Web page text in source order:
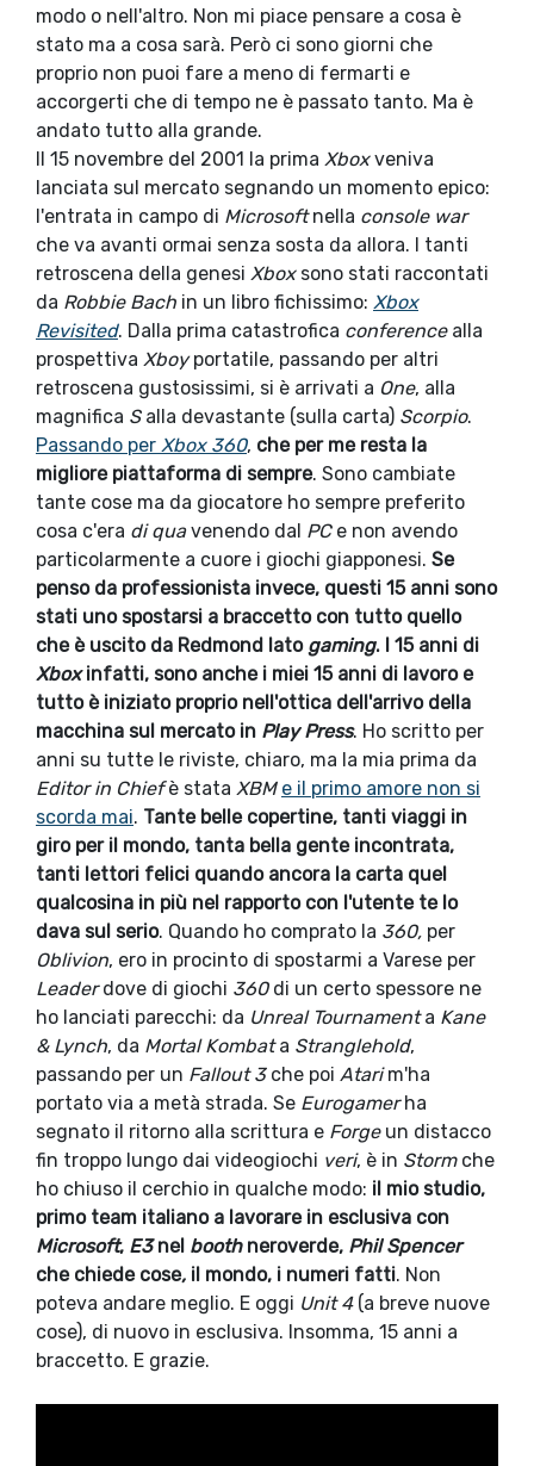
modo o nell'altro. Non mi piace pensare a cosa è
stato ma a cosa sarà. Però ci sono giorni che
proprio non puoi fare a meno di fermarti e
accorgerti che di tempo ne è passato tanto. Ma è
andato tutto alla grande.
Il 15 novembre del 2001 la prima Xboxveniva
lanciata sul mercato segnando un momento epico:
l'entrata in campo di Microsoftnella console war
che va avanti ormai senza sosta da allora. I tanti
retroscena della genesi Xboxsono stati raccontati
da Robbie Bach in un libro fichissimo: Xbox
Revisited. Dalla prima catastrofica conference alla
prospettiva Xboyportatile, passando per altri
retroscena gustosissimi, si è arrivati a One, alla
magnifica S alla devastante (sulla carta) Scorpio.
Passando per Xbox 360, che per me resta la
migliore piattaforma di sempre. Sono cambiate
tante cose ma da giocatore ho sempre preferito
cosa c'era di quavenendo dal PCe non avendo
particolarmente a cuore i giochi giapponesi. Se
penso da professionista invece, questi 15 anni sono
stati uno spostarsi a braccetto con tutto quello
che è uscito da Redmond latogaming. I 15 anni di
Xboxinfatti, sono anche i miei 15 anni di lavoro e
tutto è iniziato proprio nell'ottica dell'arrivo della
macchina sul mercato in Play Press. Ho scritto per
anni su tutte le riviste, chiaro, ma la mia prima da
Editor in Chiefè stata XBM e il primo amore non si
scorda mai. Tante belle copertine, tanti viaggi in
giro per il mondo, tanta bella gente incontrata,
tanti lettori felici quando ancora la carta quel
qualcosina in più nel rapporto con l'utente te lo
dava sul serio. Quando ho comprato la 360, per
Oblivion, ero in procinto di spostarmi a Varese per
Leaderdove di giochi 360di un certo spessore ne
ho lanciati parecchi: da Unreal Tournamenta Kane
& Lynch, da Mortal Kombata Stranglehold,
passando per un Fallout 3 che poi Atarim'ha
portato via a metà strada. Se Eurogamerha
segnato il ritorno alla scrittura e Forgeun distacco
fin troppo lungo dai videogiochi veri, è in Stormche
ho chiuso il cerchio in qualche modo: il mio studio,
primo team italiano a lavorare in esclusiva con
Microsoft, E3nel boothneroverde, Phil Spencer
che chiede cose, il mondo, i numeri fatti. Non
poteva andare meglio. E oggi Unit 4(a breve nuove
cose), di nuovo in esclusiva. Insomma, 15 anni a
braccetto. E grazie.